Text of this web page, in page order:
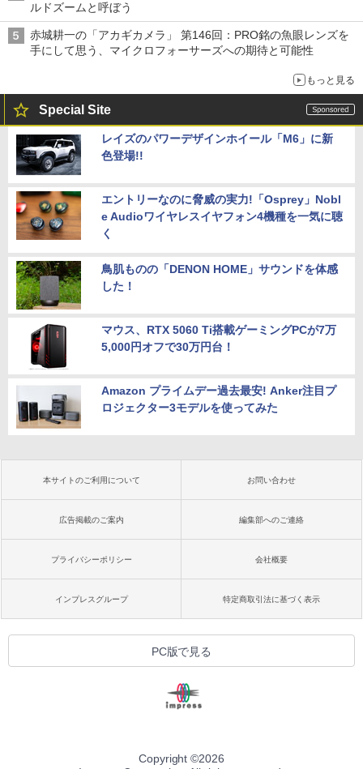
ルドズームと呼ぼう
赤城耕一の「アカギカメラ」 第146回：PRO銘の魚眼レンズを
手にして思う、マイクロフォーサーズへの期待と可能性
もっと見る
Special Site
レイズのパワーデザインホイール「M6」に新
色登場!!
エントリーなのに脅威の実力!「Osprey」Nobl
e Audioワイヤレスイヤフォン4機種を一気に聴
く
鳥肌ものの「DENON HOME」サウンドを体感
した！
マウス、RTX 5060 Ti搭載ゲーミングPCが7万
5,000円オフで30万円台！
Amazon プライムデー過去最安! Anker注目プ
ロジェクター3モデルを使ってみた
本サイトのご利用について お問い合わせ
広告掲載のご案内 編集部へのご連絡
プライバシーポリシー 会社概要
インプレスグループ 特定商取引法に基づく表示
PC版で見る
Copyright ©2026